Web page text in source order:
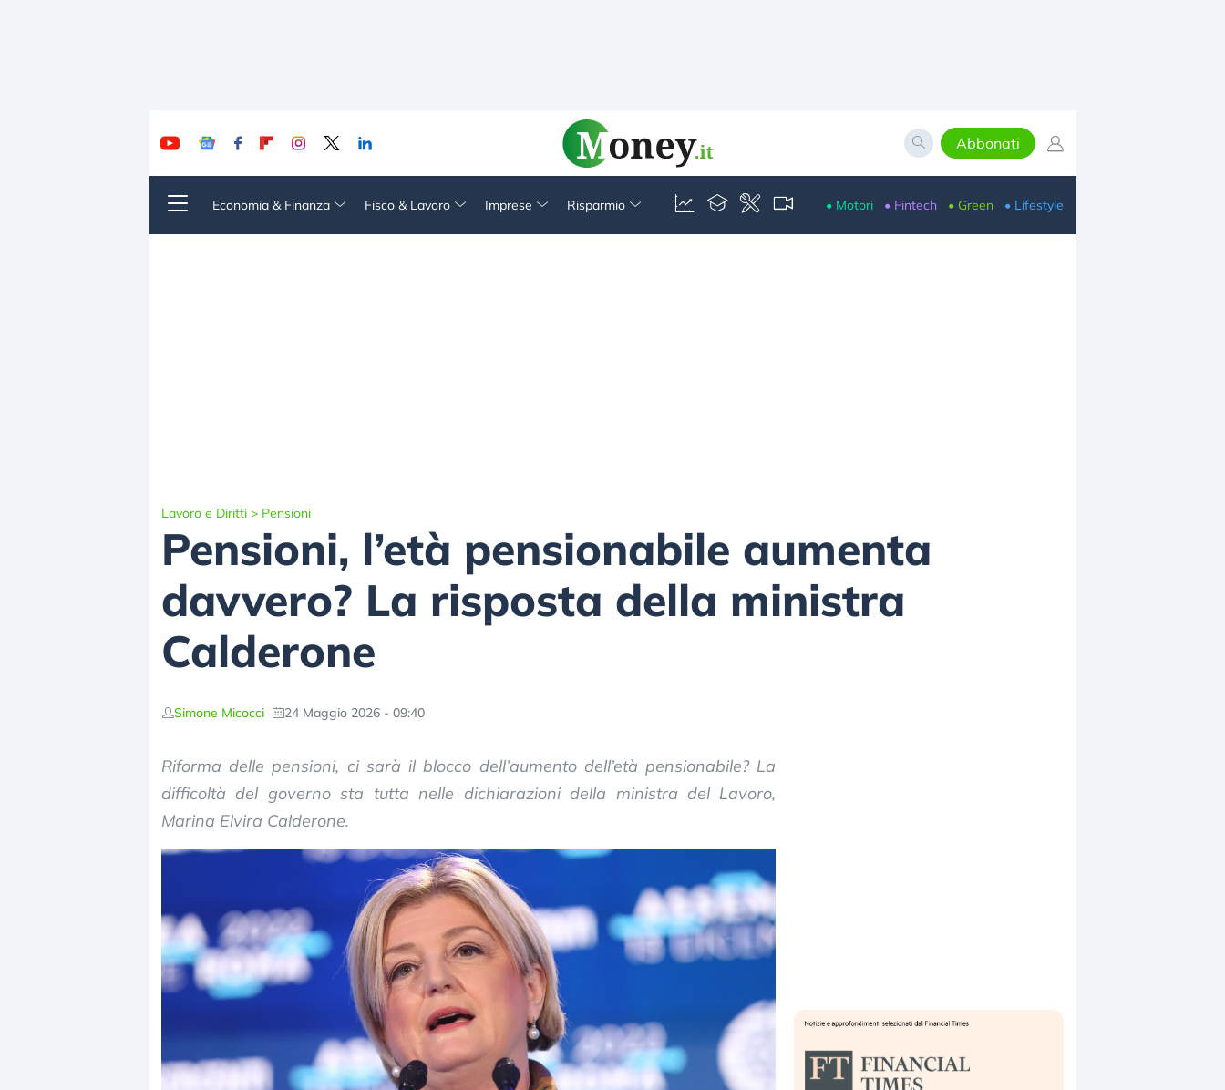
Abbonati
Economia & Finanza Fisco & Lavoro Imprese Risparmio • Motori • Fintech • Green • Lifestyle
Lavoro e Diritti > Pensioni
Pensioni, l’età pensionabile aumenta
davvero? La risposta della ministra
Calderone
Simone Micocci 24 Maggio 2026 - 09:40
Riforma delle pensioni, ci sarà il blocco dell’aumento dell’età pensionabile? La
difficoltà del governo sta tutta nelle dichiarazioni della ministra del Lavoro,
Marina Elvira Calderone.